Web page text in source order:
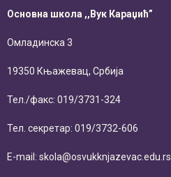
Основна школа ,,Вук Караџић”
Омладинска 3
19350 Књажевац, Србија
Тел./факс: 019/3731-324
Тел. секретар: 019/3732-606
E-mail: skola@osvukknjazevac.edu.rs